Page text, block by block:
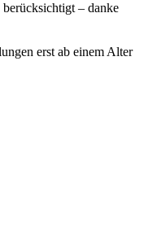
– danke
erst ab einem Alter